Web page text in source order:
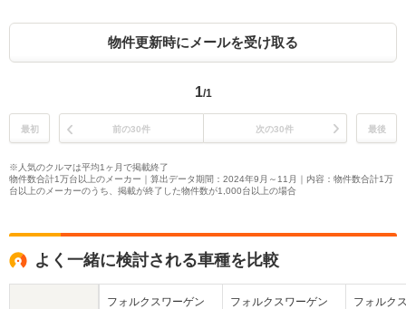
物件更新時にメールを受け取る
1/1
最初 前の30件 次の30件 最後
※人気のクルマは平均1ヶ月で掲載終了
物件数合計1万台以上のメーカー｜算出データ期間：2024年9月～11月｜内容：物件数合計1万
台以上のメーカーのうち、掲載が終了した物件数が1,000台以上の場合
よく一緒に検討される車種を比較
フォルクスワーゲン フォルクスワーゲン フォルク